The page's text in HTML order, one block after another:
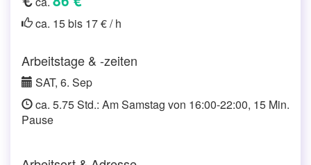
ca. 15 bis 17 € / h
Arbeitstage & -zeiten
SAT, 6. Sep
ca. 5.75 Std.: Am Samstag von 16:00-22:00, 15 Min.
Pause